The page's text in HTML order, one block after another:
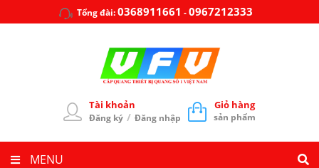
Tổng đài:0368911661 -0967212333
Tài khoản
Đăng ký / Đăng nhập
Giỏ hàng
sản phẩm
MENU